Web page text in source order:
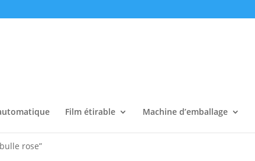
Film étirable Machine d’emballage
rose”